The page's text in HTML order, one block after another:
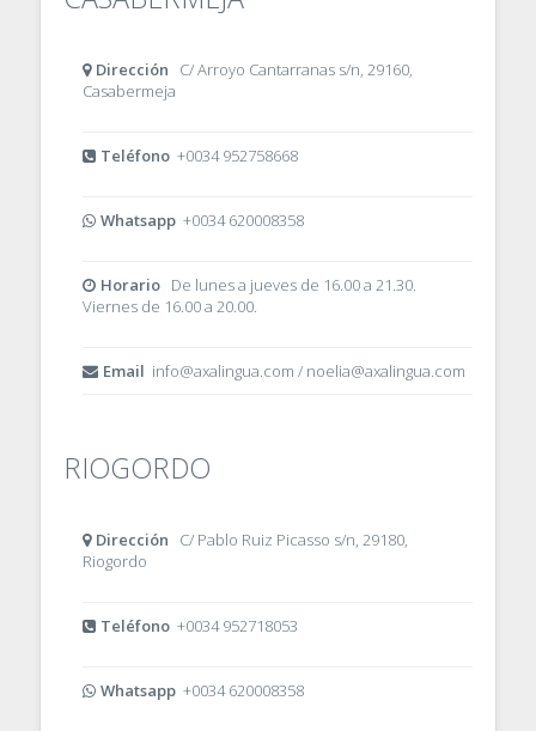
Dirección C/ Arroyo Cantarranas s/n, 29160,
Casabermeja
Teléfono+0034 952758668
Whatsapp+0034 620008358
HorarioDe lunes a jueves de 16.00 a 21.30.
Viernes de 16.00 a 20.00.
Email info@axalingua.com / noelia@axalingua.com
RIOGORDO
Dirección C/ Pablo Ruiz Picasso s/n, 29180,
Riogordo
Teléfono+0034 952718053
Whatsapp+0034 620008358